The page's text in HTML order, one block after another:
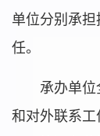
单位分别承
任。
承办单
和对外联系